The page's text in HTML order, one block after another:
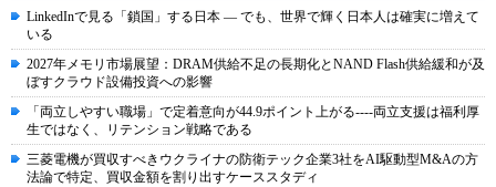
LinkedInで見る「鎖国」する日本 ― でも、世界で輝く日本人は確実に増えて
いる
2027年メモリ市場展望：DRAM供給不足の長期化とNAND Flash供給緩和が及
ぼすクラウド設備投資への影響
「両立しやすい職場」で定着意向が44.9ポイント上がる----両立支援は福利厚
生ではなく、リテンション戦略である
三菱電機が買収すべきウクライナの防衛テック企業3社をAI駆動型M&Aの方
法論で特定、買収金額を割り出すケーススタディ